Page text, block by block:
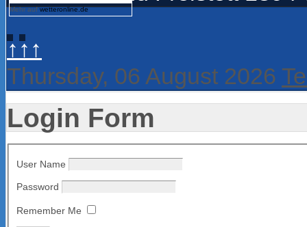
Mehr aufwetteronline.de
↑↑↑
Thursday, 06 August 2026
Login Form
User Name
Password
Remember Me